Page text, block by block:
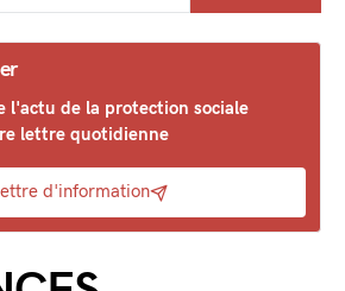
l'actu de la protection sociale
lettre quotidienne
d'information